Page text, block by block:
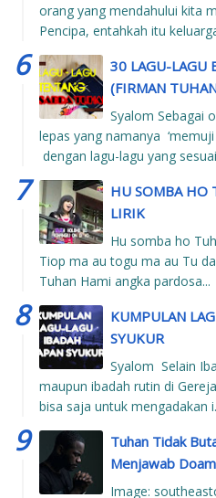
orang yang mendahului kita
Pencipa, entahkah itu
30 LAGU-LAGU
(FIRMAN
Syalom Sebagai
lepas yang namanya
dengan lagu-lagu yang
HU SOMBA HO
LIRIK
Hu somba ho
Tiop ma au togu ma au Tu
Tuhan Hami angka pardosa...
KUMPULAN
SYUKUR
Syalom Selain
maupun ibadah rutin di
bisa saja untuk mengadakan
Tuhan Tidak
Menjawab
Image: